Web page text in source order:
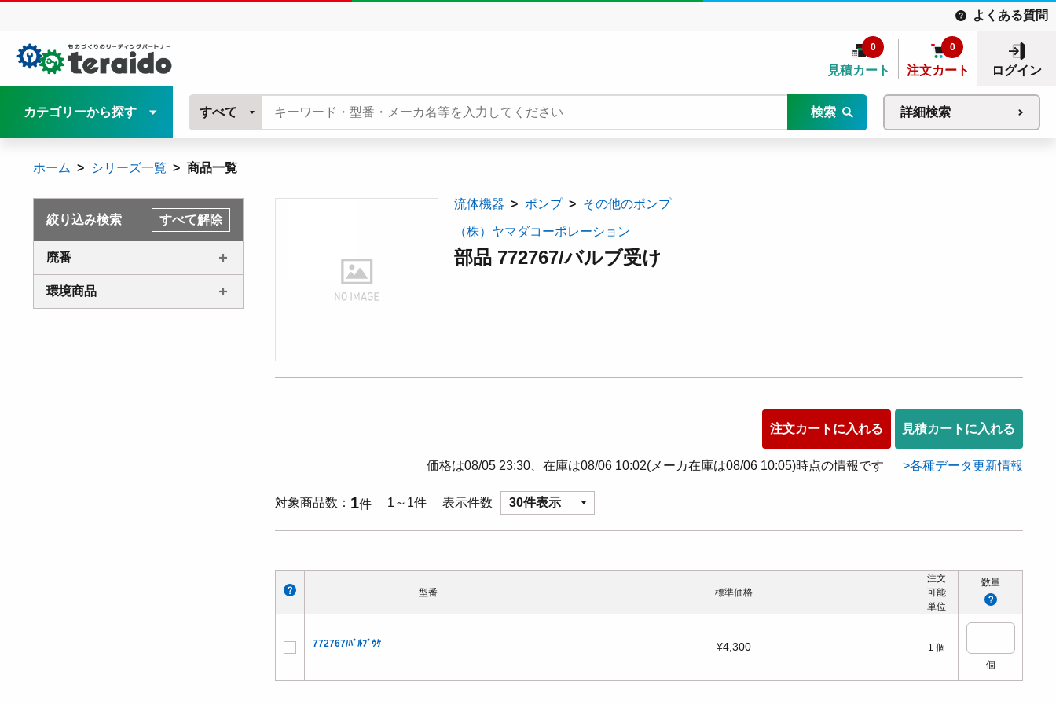
よくある質問
見積カート
0
注文カート
0
ログイン
カテゴリーから探す すべて 検索 詳細検索
ホーム シリーズ一覧 商品一覧
絞り込み検索 すべて解除
廃番
環境商品
流体機器 ポンプ その他のポンプ
（株）ヤマダコーポレーション
部品 772767/バルブ受け
注文カートに入れる 見積カートに入れる
価格は08/05 23:30、在庫は08/06 10:02(メーカ在庫は08/06 10:05)時点の情報です 各種データ更新情報
対象商品数 1件 1～1件 表示件数 30件表示
型番 標準価格
注文
可能
単位
数量
772767/ﾊﾞﾙﾌﾞｳｹ ¥4,300 1 個
個